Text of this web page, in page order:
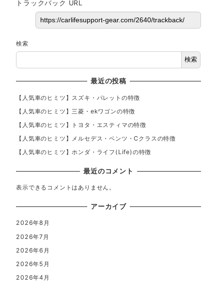
トラックバック URL
検索
検索
最近の投稿
【人気車のヒミツ】スズキ・パレットの特徴
【人気車のヒミツ】三菱・ekワゴンの特徴
【人気車のヒミツ】トヨタ・エスティマの特徴
【人気車のヒミツ】メルセデス・ベンツ・Cクラスの特徴
【人気車のヒミツ】ホンダ・ライフ(Life)の特徴
最近のコメント
表示できるコメントはありません。
アーカイブ
2026年8月
2026年7月
2026年6月
2026年5月
2026年4月